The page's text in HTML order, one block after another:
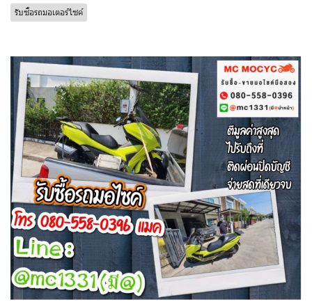
รับซื้อรถมอเตอร์ไซค์